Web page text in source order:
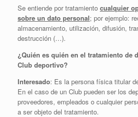
Se entiende por tratamiento cualquier
sobre un dato personal; por ejemplo:
almacenamiento, utilización, difusión,
destrucción (…).
¿Quién es quién en el tratamiento de
Club deportivo?
Interesado: Es la persona física titular
En el caso de un Club pueden ser los
proveedores, empleados o cualquier
a ser objeto del tratamiento.